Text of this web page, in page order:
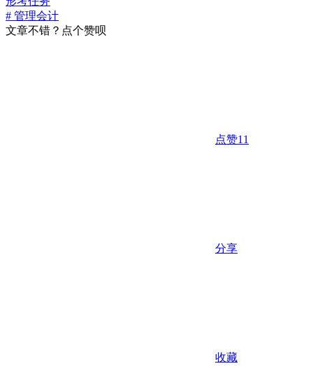
# 管理会计
文章不错？点个赞呗
点赞11
分享
收藏